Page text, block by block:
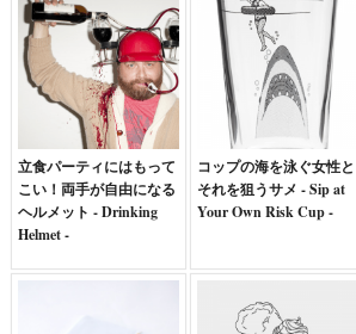
立食パーティにはもって
こい！両手が自由になる
ヘルメット - Drinking
Helmet -
コップの海を泳ぐ女性と
それを狙うサメ - Sip at
Your Own Risk Cup -